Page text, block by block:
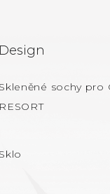
Design
Skleněné sochy pro
RESORT
Sklo